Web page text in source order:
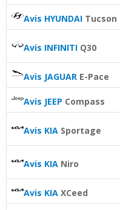
Avis HYUNDAI Tucson
Avis INFINITI Q30
Avis JAGUAR E-Pace
Avis JEEP Compass
Avis KIA Sportage
Avis KIA Niro
Avis KIA XCeed